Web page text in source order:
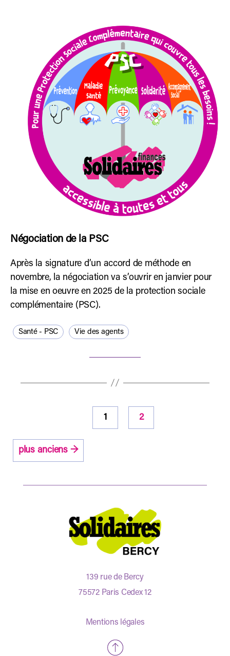
Négociation de la PSC
Après la signature d’un accord de méthode en
novembre, la négociation va s’ouvrir en janvier pour
la mise en oeuvre en 2025 de la protection sociale
complémentaire (PSC).
Santé - PSC Vie des agents
publications
1 2
plus anciens →
139 rue de Bercy
75572 Paris Cedex 12
Mentions légales